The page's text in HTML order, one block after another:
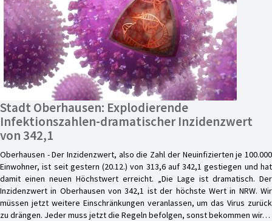
Stadt Oberhausen: Explodierende
Infektionszahlen-dramatischer Inzidenzwert
von 342,1
Oberhausen - Der Inzidenzwert, also die Zahl der Neuinfizierten je 100.000
Einwohner, ist seit gestern (20.12.) von 313,6 auf 342,1 gestiegen und hat
damit einen neuen Höchstwert erreicht. „Die Lage ist dramatisch. Der
Inzidenzwert in Oberhausen von 342,1 ist der höchste Wert in NRW. Wir
müssen jetzt weitere Einschränkungen veranlassen, um das Virus zurück
zu drängen. Jeder muss jetzt die Regeln befolgen, sonst bekommen wir…